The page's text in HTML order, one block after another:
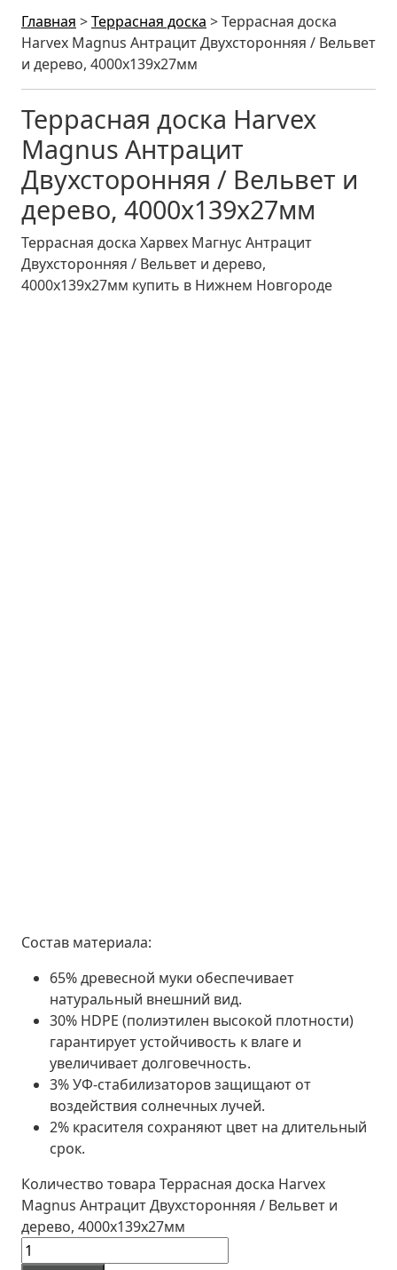
Главная >Террасная доска >Террасная доска
Harvex Magnus Антрацит Двухсторонняя / Вельвет
и дерево, 4000х139х27мм
Террасная доска Harvex
Magnus Антрацит
Двухсторонняя / Вельвет и
дерево, 4000х139х27мм
Террасная доска Харвеx Магнус Антрацит
Двухсторонняя / Вельвет и дерево,
4000х139х27мм купить в Нижнем Новгороде
Состав материала:
65%древесной муки обеспечивает
натуральный внешний вид.
30% HDPE (полиэтилен высокой плотности)
гарантирует устойчивость к влаге и
увеличивает долговечность.
3%УФ-стабилизаторов защищают от
воздействия солнечных лучей.
2% красителя сохраняют цвет на длительный
срок.
Количество товара Террасная доска Harvex
Magnus Антрацит Двухсторонняя / Вельвет и
дерево, 4000х139х27мм